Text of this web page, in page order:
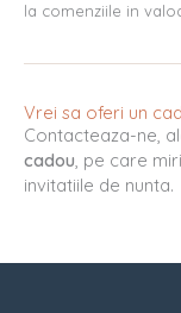
la comenziile in
Vrei sa oferi un
Contacteaza-ne,
cadou, pe care
invitatiile de nunta.